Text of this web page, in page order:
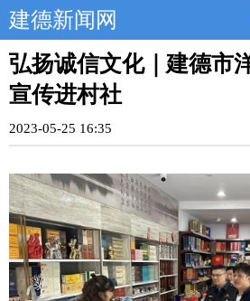
建德新闻网
弘扬诚信文化｜建德市
宣传进村社
2023-05-25 16:35